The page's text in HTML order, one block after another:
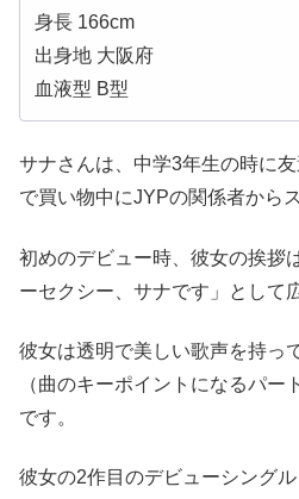
身長 166cm
出身地 大阪府
血液型 B型
サナさんは、中学3年生の時に
で買い物中にJYPの関係者から
初めのデビュー時、彼女の挨拶
ーセクシー、サナです」として
彼女は透明で美しい歌声を持っ
（曲のキーポイントになるパー
です。
彼女の2作目のデビューシング